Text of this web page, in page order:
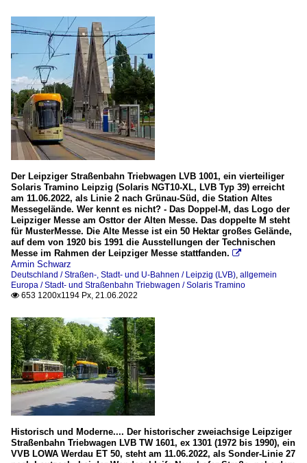
Der Leipziger Straßenbahn Triebwagen LVB 1001, ein vierteiliger
Solaris Tramino Leipzig (Solaris NGT10-XL, LVB Typ 39) erreicht
am 11.06.2022, als Linie 2 nach Grünau-Süd, die Station Altes
Messegelände. Wer kennt es nicht? - Das Doppel-M, das Logo der
Leipziger Messe am Osttor der Alten Messe. Das doppelte M steht
für MusterMesse. Die Alte Messe ist ein 50 Hektar großes Gelände,
auf dem von 1920 bis 1991 die Ausstellungen der Technischen
Messe im Rahmen der Leipziger Messe stattfanden. 
Armin Schwarz
Deutschland / Straßen-, Stadt- und U-Bahnen / Leipzig (LVB), allgemein
Europa / Stadt- und Straßenbahn Triebwagen / Solaris Tramino
 653 1200x1194 Px, 21.06.2022
Historisch und Moderne.... Der historischer zweiachsige Leipziger
Straßenbahn Triebwagen LVB TW 1601, ex 1301 (1972 bis 1990), ein
VVB LOWA Werdau ET 50, steht am 11.06.2022, als Sonder-Linie 27